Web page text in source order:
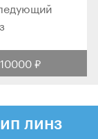
₽
линз